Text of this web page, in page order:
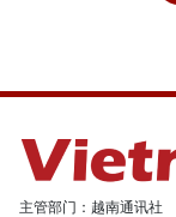
主管部门：越南通讯社